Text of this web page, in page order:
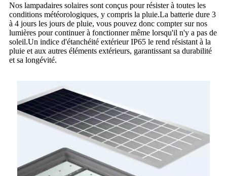
Nos lampadaires solaires sont conçus pour résister à toutes les
conditions météorologiques, y compris la pluie.La batterie dure 3
à 4 jours les jours de pluie, vous pouvez donc compter sur nos
lumières pour continuer à fonctionner même lorsqu'il n'y a pas de
soleil.Un indice d'étanchéité extérieur IP65 le rend résistant à la
pluie et aux autres éléments extérieurs, garantissant sa durabilité
et sa longévité.